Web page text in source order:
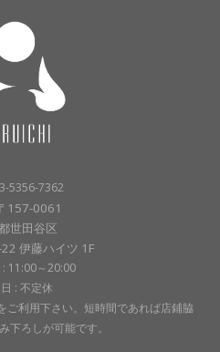
5356-7362
157-0061
世田谷区
伊藤ハイツ 1F
11:00～20:00
: 不定休
ご利用下さい。短時間であれば店鋪脇
下ろしが可能です。